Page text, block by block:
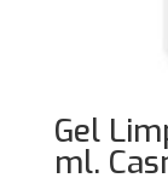
Gel
ml.